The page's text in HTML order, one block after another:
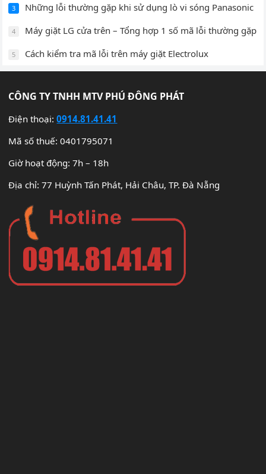
3 Những lỗi thường gặp khi sử dụng lò vi sóng Panasonic
4 Máy giặt LG cửa trên – Tổng hợp 1 số mã lỗi thường gặp
5 Cách kiểm tra mã lỗi trên máy giặt Electrolux
CÔNG TY TNHH MTV PHÚ ĐÔNG PHÁT
Điện thoại:0914.81.41.41
Mã số thuế: 0401795071
Giờ hoạt động: 7h – 18h
Địa chỉ: 77 Huỳnh Tấn Phát, Hải Châu, TP. Đà Nẵng